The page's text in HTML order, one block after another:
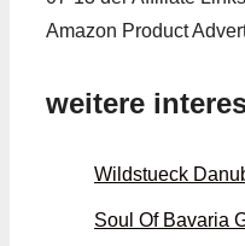
Amazon Product
weitere
Wildstueck
Soul Of Bavaria